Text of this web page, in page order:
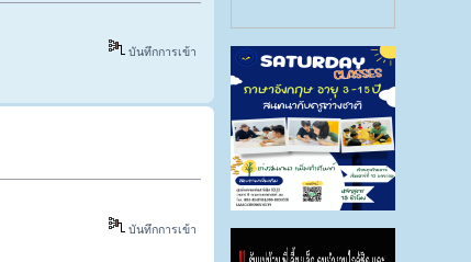
บันทึกการเข้า
บันทึกการเข้า